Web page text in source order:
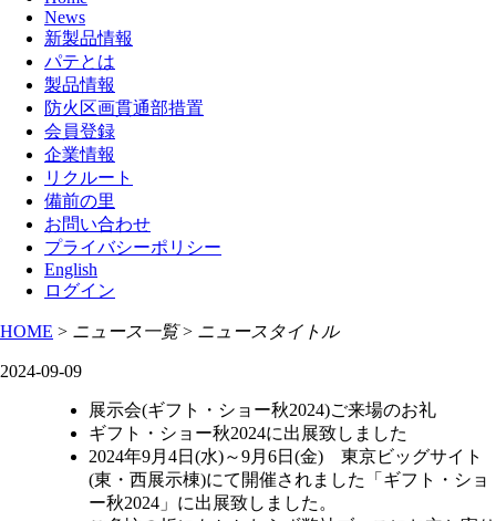
News
新製品情報
パテとは
製品情報
防火区画貫通部措置
会員登録
企業情報
リクルート
備前の里
お問い合わせ
プライバシーポリシー
English
ログイン
HOME > ニュース一覧 > ニュースタイトル
2024-09-09
展示会(ギフト・ショー秋2024)ご来場のお礼
ギフト・ショー秋2024に出展致しました
2024年9月4日(水)～9月6日(金) 東京ビッグサイト
(東・西展示棟)にて開催されました「ギフト・ショ
ー秋2024」に出展致しました。